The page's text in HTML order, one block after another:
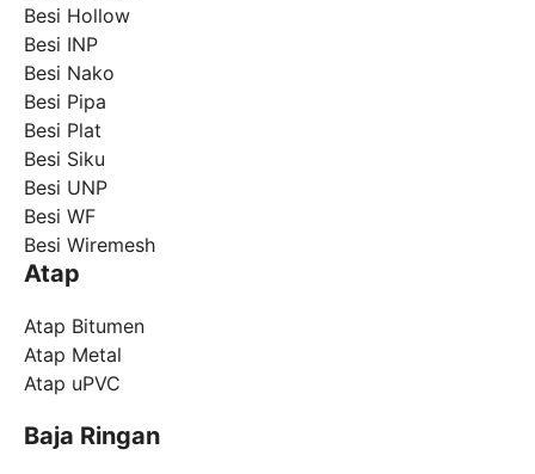
Besi Hollow
Besi INP
Besi Nako
Besi Pipa
Besi Plat
Besi Siku
Besi UNP
Besi WF
Besi Wiremesh
Atap
Atap Bitumen
Atap Metal
Atap uPVC
Baja Ringan